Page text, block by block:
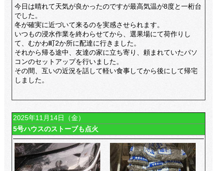
今日は晴れて天気が良かったのですが最高気温が8度と一桁台
でした。
冬が確実に近づいて来るのを実感させられます。
いつもの浸水作業を終わらせてから、選果場にて荷作りし
て、むかわ町2か所に配達に行きました。
それから帰る途中、友達の家に立ち寄り、頼まれていたパソ
コンのセットアップを行いました。
その間、互いの近況を話して軽い食事してから後にして帰宅
しました。
2025年11月14日（金）
5号ハウスのストーブも点火